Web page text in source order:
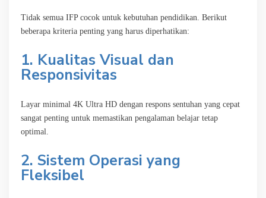
Tidak semua IFP cocok untuk kebutuhan pendidikan. Berikut
beberapa kriteria penting yang harus diperhatikan:
1. Kualitas Visual dan
Responsivitas
Layar minimal 4K Ultra HD dengan respons sentuhan yang cepat
sangat penting untuk memastikan pengalaman belajar tetap
optimal.
2. Sistem Operasi yang
Fleksibel